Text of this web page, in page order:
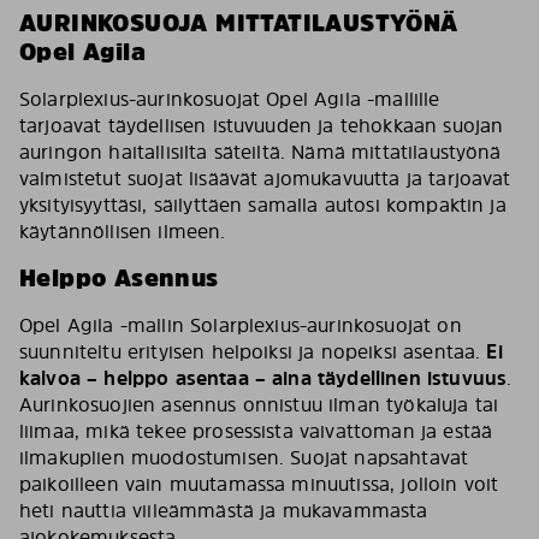
AURINKOSUOJA MITTATILAUSTYÖNÄ
Opel Agila
Solarplexius-aurinkosuojat Opel Agila -mallille
tarjoavat täydellisen istuvuuden ja tehokkaan suojan
auringon haitallisilta säteiltä. Nämä mittatilaustyönä
valmistetut suojat lisäävät ajomukavuutta ja tarjoavat
yksityisyyttäsi, säilyttäen samalla autosi kompaktin ja
käytännöllisen ilmeen.
Helppo Asennus
Opel Agila -mallin Solarplexius-aurinkosuojat on
suunniteltu erityisen helpoiksi ja nopeiksi asentaa. Ei
kalvoa – helppo asentaa – aina täydellinen istuvuus.
Aurinkosuojien asennus onnistuu ilman työkaluja tai
liimaa, mikä tekee prosessista vaivattoman ja estää
ilmakuplien muodostumisen. Suojat napsahtavat
paikoilleen vain muutamassa minuutissa, jolloin voit
heti nauttia viileämmästä ja mukavammasta